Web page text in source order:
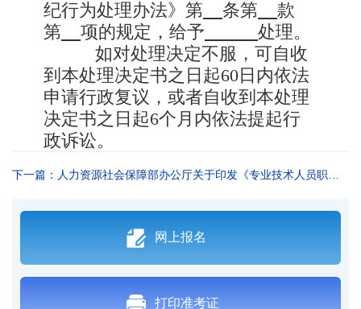
网上报名
打印准考证
纪行为处理办法》第
条第
款
第
项的规定，给予
处理。
如对处理决定不服，可自收
到本处理决定书之日起60日内依法
申请行政复议，或者自收到本处理
决定书之日起6个月内依法提起行
政诉讼。